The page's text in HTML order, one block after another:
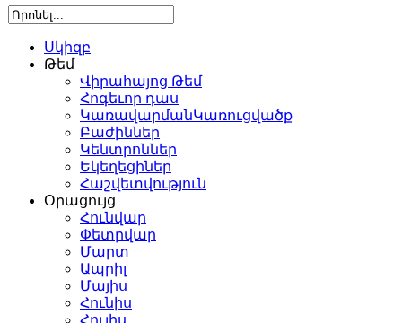
Սկիզբ
Թեմ
Վիրահայոց Թեմ
Հոգեւոր դաս
ԿառավարմանԿառուցվածք
Բաժիններ
Կենտրոններ
Եկեղեցիներ
Հաշվետվություն
Օրացույց
Հունվար
Փետրվար
Մարտ
Ապրիլ
Մայիս
Հունիս
Հուլիս